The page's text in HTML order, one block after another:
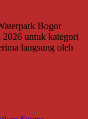
Bogor
2026 untuk kategori
langsung oleh